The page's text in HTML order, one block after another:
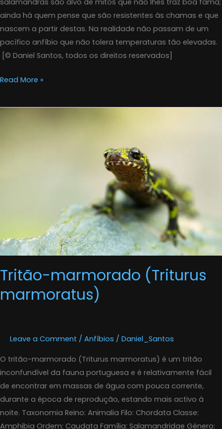
salamandras são alvo de mitos que não lhes traz boa fama;
ainda há quem pense que são resistentes às chamas e que
nascem a partir destas. Na realidade não passam de um
pacífico anfíbio que não tolera temperaturas tão elevadas.
[© Daniel Santos, todos os direitos reservados]
Read More »
Tritão-marmorado (Triturus
marmoratus)
Leave a Comment / Anfíbios / Daniel_Santos
O tritão-marmorado (Triturus marmoratus) é um tritão
inconfundível da fauna portuguesa e é relativamente fácil
de encontrar em massas de água com pouca corrente,
durante a época de reprodução, estando mais activo à
noite. Taxonomia Reino: Animalia Filo: Chordata Classe:
Amphibia Ordem: Caudata Família: Salamandridae Género: